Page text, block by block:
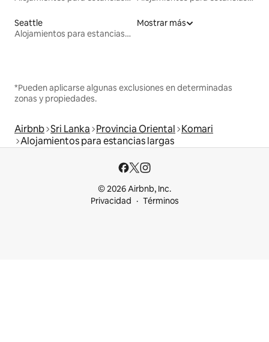
Seattle
Alojamientos para estancias largas
Mostrar más
*Pueden aplicarse algunas exclusiones en determinadas
zonas y propiedades.
Airbnb Sri Lanka Provincia Oriental Komari
Alojamientos para estancias largas
© 2026 Airbnb, Inc.
Privacidad
Términos